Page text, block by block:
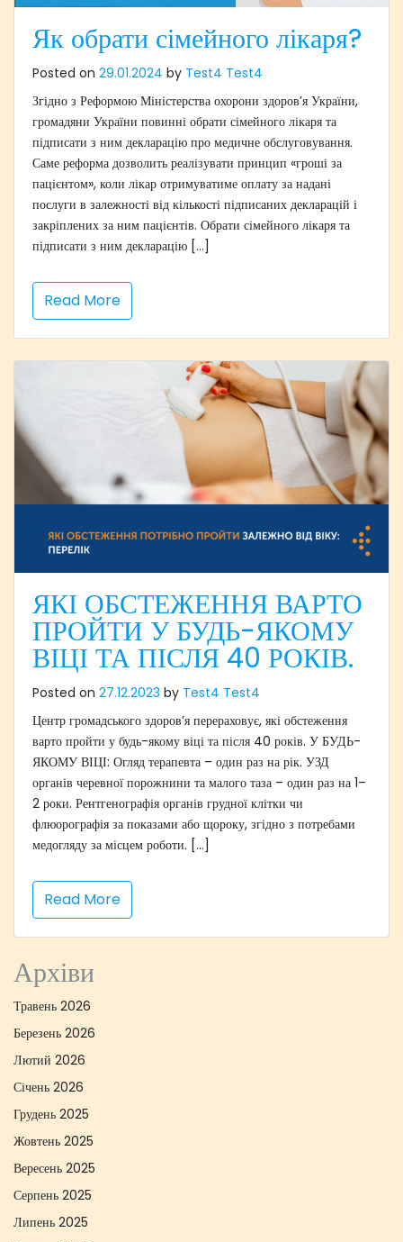
Як обрати сімейного лікаря?
Posted on 29.01.2024 by Test4 Test4
Згідно з Реформою Міністерства охорони здоров’я України,
громадяни України повинні обрати сімейного лікаря та
підписати з ним декларацію про медичне обслуговування.
Саме реформа дозволить реалізувати принцип «гроші за
пацієнтом», коли лікар отримуватиме оплату за надані
послуги в залежності від кількості підписаних декларацій і
закріплених за ним пацієнтів. Обрати сімейного лікаря та
підписати з ним декларацію […]
Read More
ЯКІ ОБСТЕЖЕННЯ ВАРТО
ПРОЙТИ У БУДЬ-ЯКОМУ
ВІЦІ ТА ПІСЛЯ 40 РОКІВ.
Posted on 27.12.2023 by Test4 Test4
Центр громадського здоров’я перераховує, які обстеження
варто пройти у будь-якому віці та після 40 років. У БУДЬ-
ЯКОМУ ВІЦІ: Огляд терапевта – один раз на рік. УЗД
органів черевної порожнини та малого таза – один раз на 1–
2 роки. Рентгенографія органів грудної клітки чи
флюорографія за показами або щороку, згідно з потребами
медогляду за місцем роботи. […]
Read More
Архіви
Травень 2026
Березень 2026
Лютий 2026
Січень 2026
Грудень 2025
Жовтень 2025
Вересень 2025
Серпень 2025
Липень 2025